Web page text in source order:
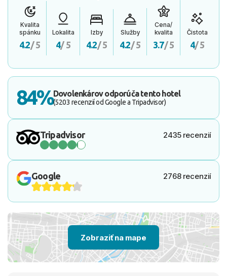
Kvalita
spánku
4.2/ 5
Lokalita
4/ 5
Izby
4.2/ 5
Služby
4.2/ 5
Cena/
kvalita
3.7/ 5
Čistota
4/ 5
84%Dovolenkárov odporúča tento hotel
(5203 recenzií od Google a Tripadvisor)
Tripadvisor 2435 recenzií
Google 2768 recenzií
Zobraziť na mape